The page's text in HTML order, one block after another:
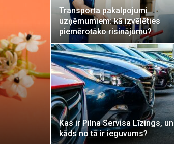
Transporta pakalpojumi
uzņēmumiem: kā izvēlēties
piemērotāko risinājumu?
Kas ir Pilna Servisa Līzings, un
kāds no tā ir ieguvums?